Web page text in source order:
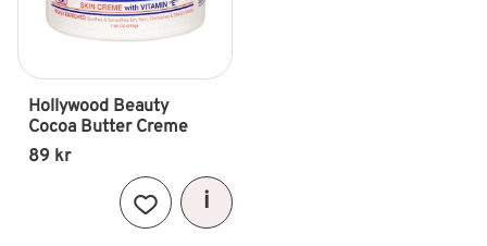
Hollywood Beauty
Cocoa Butter Creme
89 kr
Lägg till i favoriter